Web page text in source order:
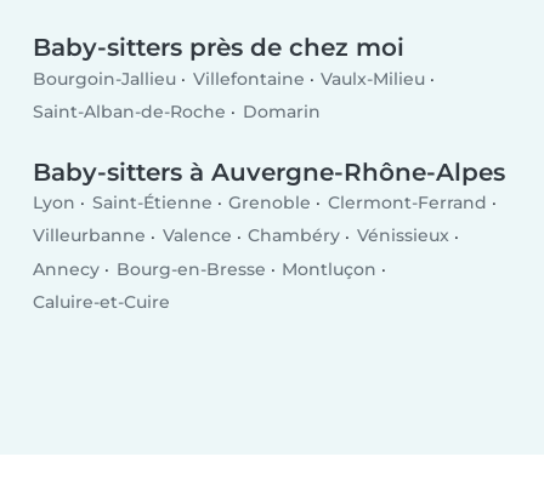
Baby-sitters près de chez moi
Bourgoin-Jallieu Villefontaine
Vaulx-Milieu
Saint-Alban-de-Roche
Domarin
Baby-sitters à Auvergne-Rhône-Alpes
Lyon Saint-Étienne Grenoble
Clermont-Ferrand
Villeurbanne
Valence Chambéry
Vénissieux
Annecy
Bourg-en-Bresse
Montluçon
Caluire-et-Cuire